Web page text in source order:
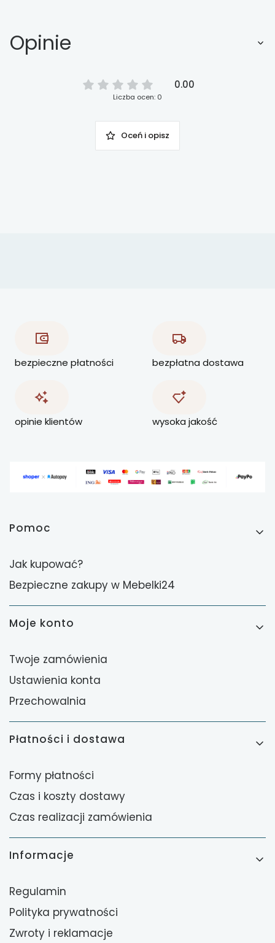
Opinie
0.00
Liczba ocen: 0
Oceń i opisz
bezpieczne płatności bezpłatna dostawa
opinie klientów wysoka jakość
Linki w stopce
Pomoc
Jak kupować?
Bezpieczne zakupy w Mebelki24
Moje konto
Twoje zamówienia
Ustawienia konta
Przechowalnia
Płatności i dostawa
Formy płatności
Czas i koszty dostawy
Czas realizacji zamówienia
Informacje
Regulamin
Polityka prywatności
Zwroty i reklamacje